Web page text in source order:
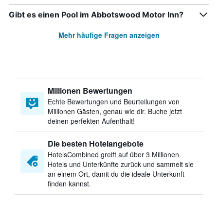
Gibt es einen Pool im Abbotswood Motor Inn?
Mehr häufige Fragen anzeigen
Millionen Bewertungen
Echte Bewertungen und Beurteilungen von
Millionen Gästen, genau wie dir. Buche jetzt
deinen perfekten Aufenthalt!
Die besten Hotelangebote
HotelsCombined greift auf über 3 Millionen
Hotels und Unterkünfte zurück und sammelt sie
an einem Ort, damit du die ideale Unterkunft
finden kannst.